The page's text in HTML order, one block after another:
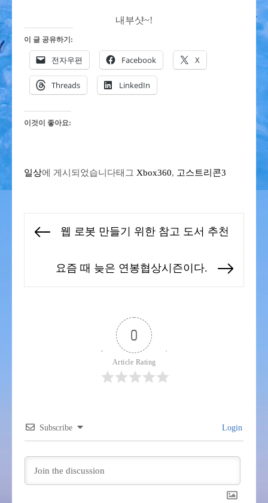
내부샷~!
이 글 공유하기:
전자우편 Facebook X
Threads LinkedIn
이것이 좋아요:
일상에 게시되었습니다태그 Xbox360, 고스트리콘3
Previous
웹 로봇 만들기 위한 참고 도서 추천
요즘 때 늦은 연봉협상시즌이다.
0
Article Rating
Subscribe Login